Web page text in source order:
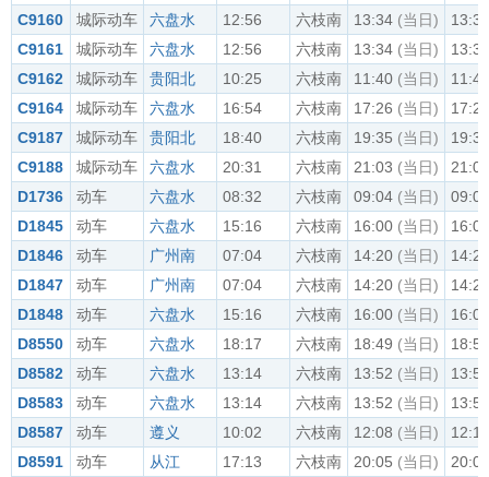
C9160
城际动车 六盘水 12:56 六枝南 13:34 (当日)
13:36
C9161
城际动车 六盘水 12:56 六枝南 13:34 (当日)
13:36
C9162
城际动车 贵阳北 10:25 六枝南 11:40 (当日)
11:42
C9164
城际动车 六盘水 16:54 六枝南 17:26 (当日)
17:28
C9187
城际动车 贵阳北 18:40 六枝南 19:35 (当日)
19:39
C9188
城际动车 六盘水 20:31 六枝南 21:03 (当日)
21:05
D1736
动车 六盘水 08:32 六枝南 09:04 (当日)
09:06
D1845
动车 六盘水 15:16 六枝南 16:00 (当日)
16:02
D1846
动车 广州南 07:04 六枝南 14:20 (当日)
14:23
D1847
动车 广州南 07:04 六枝南 14:20 (当日)
14:23
D1848
动车 六盘水 15:16 六枝南 16:00 (当日)
16:02
D8550
动车 六盘水 18:17 六枝南 18:49 (当日)
18:51
D8582
动车 六盘水 13:14 六枝南 13:52 (当日)
13:55
D8583
动车 六盘水 13:14 六枝南 13:52 (当日)
13:55
D8587
动车 遵义 10:02 六枝南 12:08 (当日)
12:10
D8591
动车 从江 17:13 六枝南 20:05 (当日)
20:07